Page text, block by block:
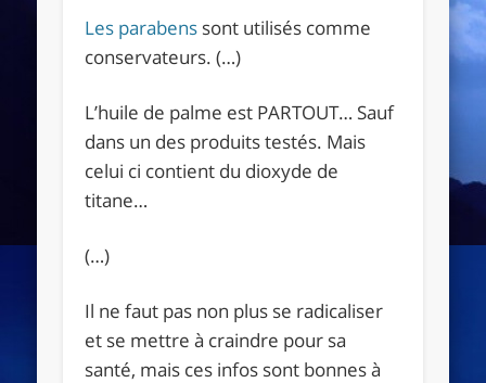
Les parabens sont utilisés comme
conservateurs. (…)
L’huile de palme est PARTOUT… Sauf
dans un des produits testés. Mais
celui ci contient du dioxyde de
titane…
(…)
Il ne faut pas non plus se radicaliser
et se mettre à craindre pour sa
santé, mais ces infos sont bonnes à